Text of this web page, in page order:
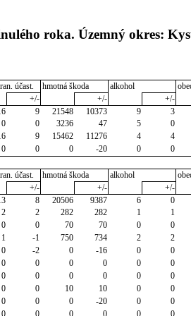
roka. Územný okres:
účast. hmotná škoda alkohol
+/- +/-
+/-
9 21548 10373 9
3
0 0 3236 47 5
0
9 15462 11276 4
4
0 0 0 -20 0
0
účast. hmotná škoda alkohol
+/- +/-
+/-
8 20506 9387 6
0
2 2 282 282 1
1
0 0 70 70 0
0
1 -1 750 734 2
2
0 -2 0 -16 0
0
0 0 0 0 0
0
0 0 0 0 0
0
0 0 10 10 0
0
0 0 0 -20 0
0